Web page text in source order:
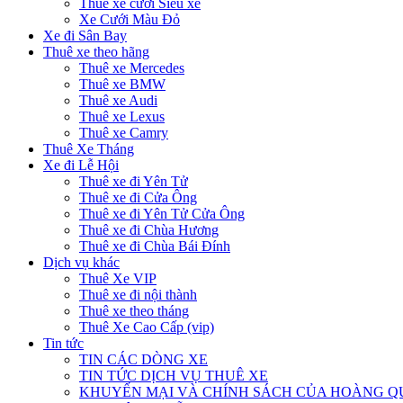
Thuê xe cưới Siêu xe
Xe Cưới Màu Đỏ
Xe đi Sân Bay
Thuê xe theo hãng
Thuê xe Mercedes
Thuê xe BMW
Thuê xe Audi
Thuê xe Lexus
Thuê xe Camry
Thuê Xe Tháng
Xe đi Lễ Hội
Thuê xe đi Yên Tử
Thuê xe đi Cửa Ông
Thuê xe đi Yên Tử Cửa Ông
Thuê xe đi Chùa Hương
Thuê xe đi Chùa Bái Đính
Dịch vụ khác
Thuê Xe VIP
Thuê xe đi nội thành
Thuê xe theo tháng
Thuê Xe Cao Cấp (vip)
Tin tức
TIN CÁC DÒNG XE
TIN TỨC DỊCH VỤ THUÊ XE
KHUYẾN MẠI VÀ CHÍNH SÁCH CỦA HOÀNG